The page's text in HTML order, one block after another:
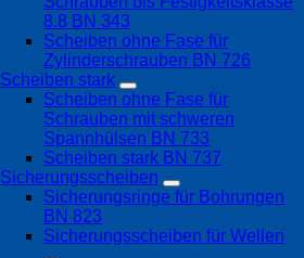
8.8 BN 343
Scheiben ohne Fase für
Zylinderschrauben BN 726
Scheiben stark
Scheiben ohne Fase für
Schrauben mit schweren
Spannhülsen BN 733
Scheiben stark BN 737
Sicherungsscheiben
Sicherungsringe für Bohrungen
BN 823
Sicherungsscheiben für Wellen